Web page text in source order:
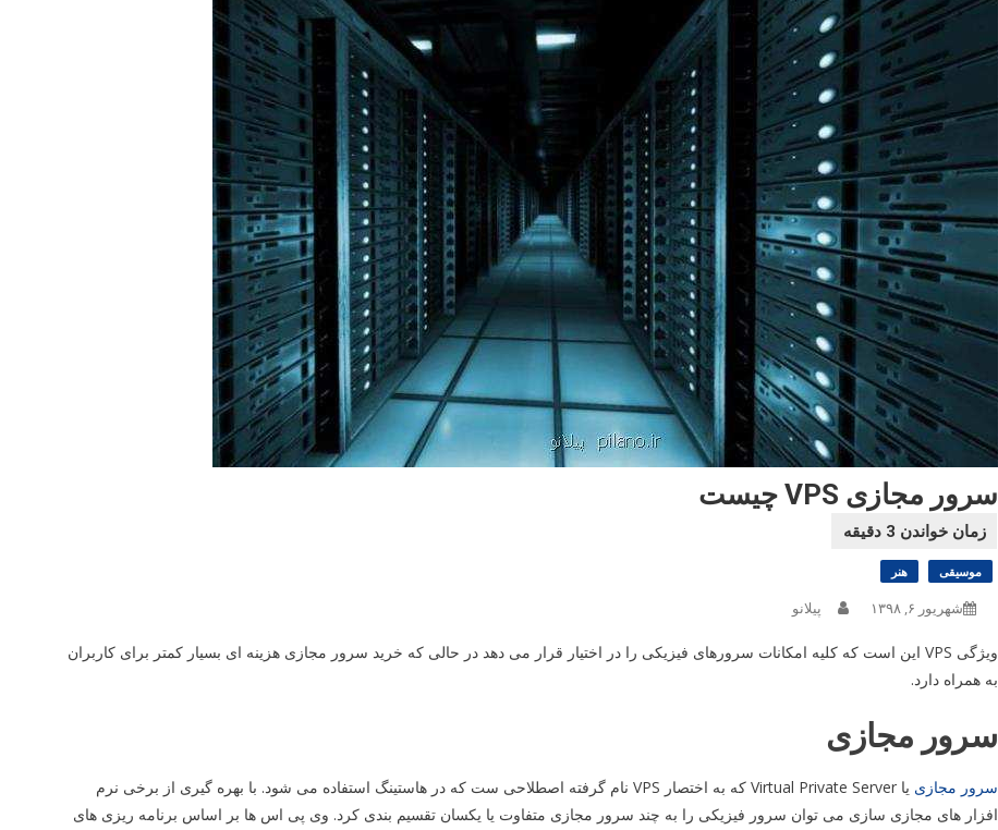
سرور مجازی VPS چیست
موسیقی هنر
شهریور ۶, ۱۳۹۸ پیلانو
ویژگی VPS این است که کلیه امکانات سرورهای فیزیکی را در اختیار قرار می دهد در حالی که خرید سرور مجازی هزینه ای بسیار کمتر برای کاربران
به همراه دارد.
سرور مجازی
سرور مجازی یا Virtual Private Server که به اختصار VPS نام گرفته اصطلاحی ست که در هاستینگ استفاده می شود. با بهره گیری از برخی نرم
افزار های مجازی سازی می توان سرور فیزیکی را به چند سرور مجازی متفاوت یا یکسان تقسیم بندی کرد. وی پی اس ها بر اساس برنامه ریزی های